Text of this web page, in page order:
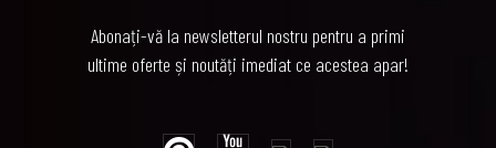
Abonați-vă la newsletterul nostru pentru a primi
ultime oferte și noutăți imediat ce acestea apar!